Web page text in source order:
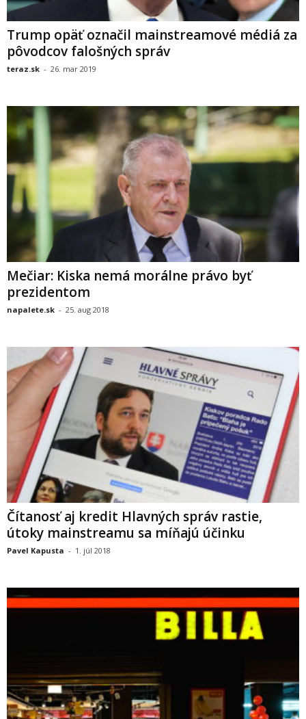
Trump opäť označil mainstreamové médiá za
pôvodcov falošných správ
teraz.sk - 26. mar 2019
Mečiar: Kiska nemá morálne právo byť
prezidentom
napalete.sk - 25. aug 2018
Čítanosť aj kredit Hlavných správ rastie,
útoky mainstreamu sa míňajú účinku
Pavel Kapusta - 1. júl 2018